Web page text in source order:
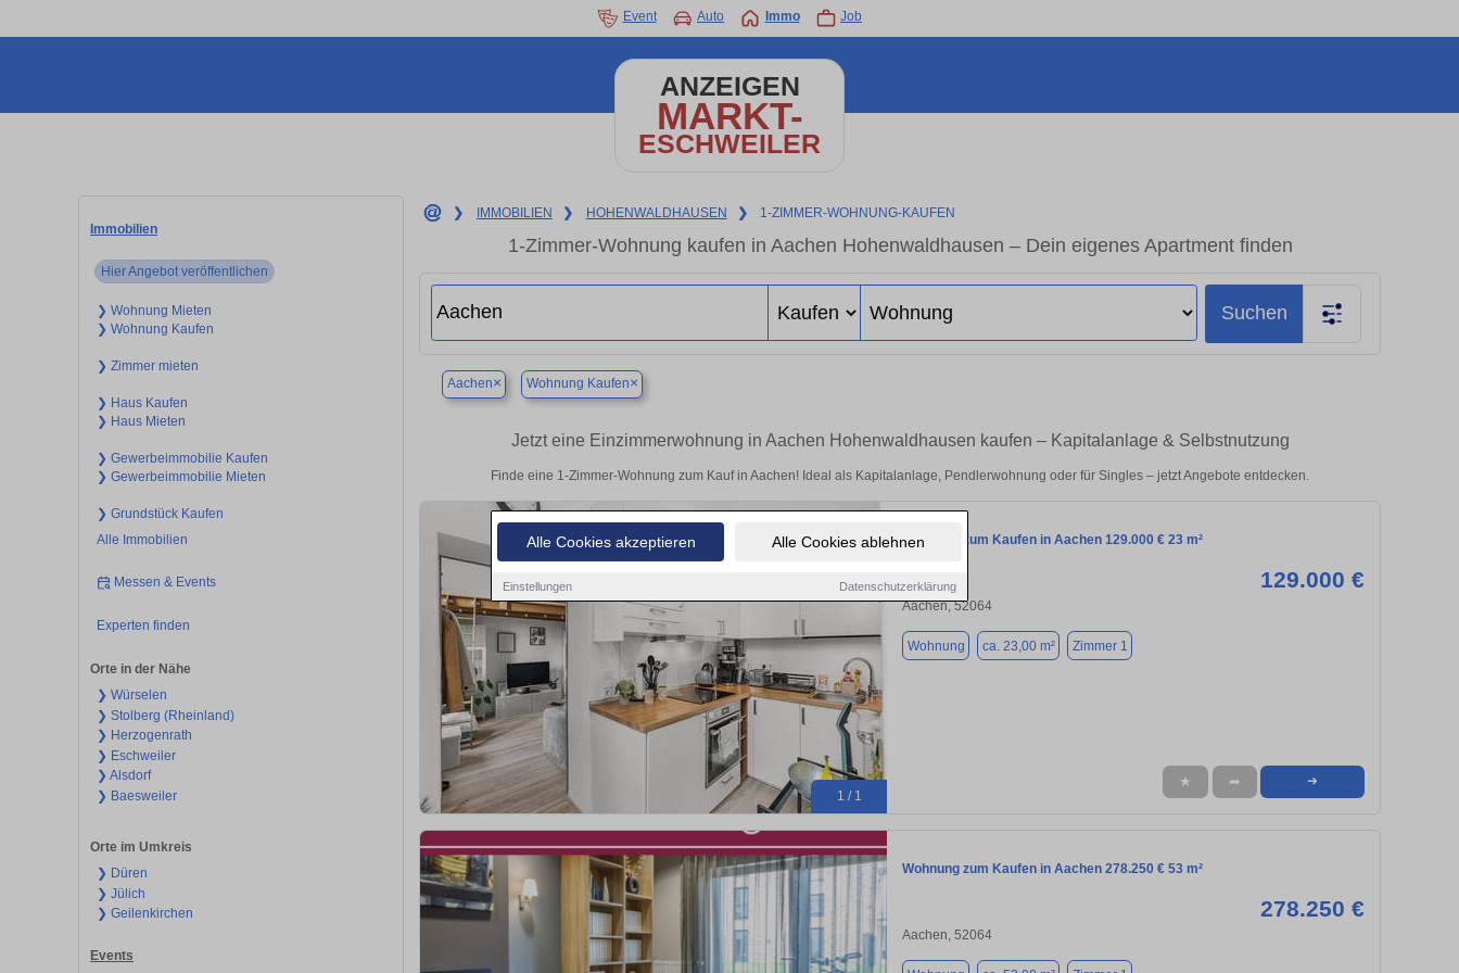
Alle Cookies akzeptieren Alle Cookies ablehnen
Einstellungen Datenschutzerklärung
Event Auto Immo Job
ANZEIGEN
MARKT-
ESCHWEILER
Immobilien
Hier Angebot veröffentlichen
❯ Wohnung Mieten
❯ Wohnung Kaufen
❯ Zimmer mieten
❯ Haus Kaufen
❯ Haus Mieten
❯ Gewerbeimmobilie Kaufen
❯ Gewerbeimmobilie Mieten
❯ Grundstück Kaufen
Alle Immobilien
Messen & Events
Experten finden
Orte in der Nähe
❯ Würselen
❯ Stolberg (Rheinland)
❯ Herzogenrath
❯ Eschweiler
❯ Alsdorf
❯ Baesweiler
Orte im Umkreis
❯ Düren
❯ Jülich
❯ Geilenkirchen
Events
❯ IMMOBILIEN ❯ HOHENWALDHAUSEN ❯ 1-ZIMMER-WOHNUNG-KAUFEN
1-Zimmer-Wohnung kaufen in Aachen Hohenwaldhausen – Dein eigenes Apartment finden
Suchen
Aachen× Wohnung Kaufen×
Jetzt eine Einzimmerwohnung in Aachen Hohenwaldhausen kaufen – Kapitalanlage & Selbstnutzung
Finde eine 1-Zimmer-Wohnung zum Kauf in Aachen! Ideal als Kapitalanlage, Pendlerwohnung oder für Singles – jetzt Angebote entdecken.
1 / 1
Wohnung zum Kaufen in Aachen 129.000 € 23 m²
129.000 €
Aachen, 52064
Wohnung ca. 23,00 m² Zimmer 1
★ ➦ ➜
Wohnung zum Kaufen in Aachen 278.250 € 53 m²
278.250 €
Aachen, 52064